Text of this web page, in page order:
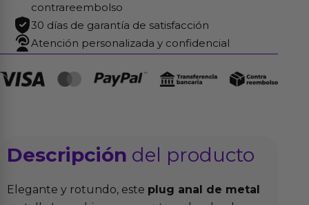
cantidad
contrareembolso
30 días de garantía de satisfacción
Atención personalizada y confidencial
Descripción del producto
Elegante y rotundo, este plug anal de metal